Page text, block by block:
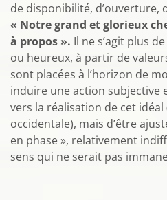
de disponibilité, d’ouverture,
« Notre grand et glorieux
à propos ». Il ne s’agit plus
ou heureux, à partir de
sont placées à l’horizon de
induire une action subjective
vers la réalisation de cet
occidentale), mais d’être
en phase », relativement
sens qui ne serait pas